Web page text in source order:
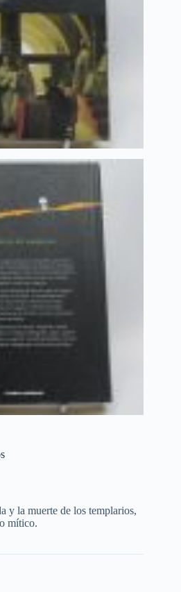
y la muerte de los templarios,
mítico.